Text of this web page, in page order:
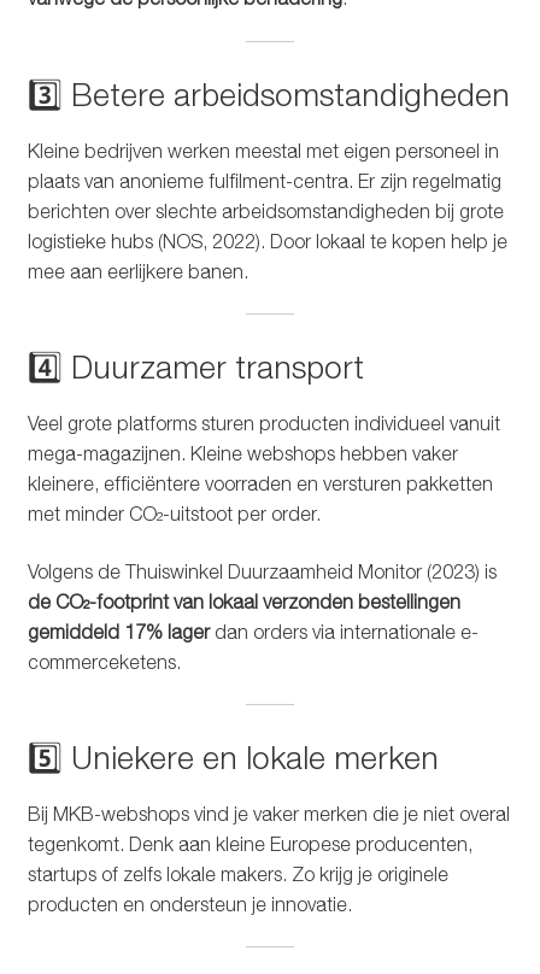
3️⃣ Betere arbeidsomstandigheden
Kleine bedrijven werken meestal met eigen personeel in
plaats van anonieme fulfilment-centra. Er zijn regelmatig
berichten over slechte arbeidsomstandigheden bij grote
logistieke hubs (NOS, 2022). Door lokaal te kopen help je
mee aan eerlijkere banen.
4️⃣ Duurzamer transport
Veel grote platforms sturen producten individueel vanuit
mega-magazijnen. Kleine webshops hebben vaker
kleinere, efficiëntere voorraden en versturen pakketten
met minder CO₂-uitstoot per order.
Volgens de Thuiswinkel Duurzaamheid Monitor (2023) is
de CO₂-footprint van lokaal verzonden bestellingen
gemiddeld 17% lagerdan orders via internationale e-
commerceketens.
5️⃣ Uniekere en lokale merken
Bij MKB-webshops vind je vaker merken die je niet overal
tegenkomt. Denk aan kleine Europese producenten,
startups of zelfs lokale makers. Zo krijg je originele
producten en ondersteun je innovatie.